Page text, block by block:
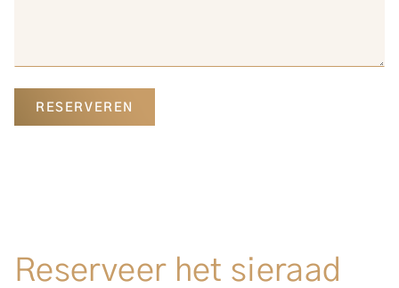
RESERVEREN
Reserveer het sieraad